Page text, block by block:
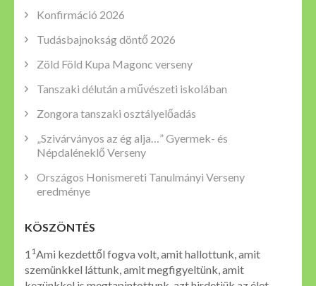
Konfirmáció 2026
Tudásbajnokság döntő 2026
Zöld Föld Kupa Magonc verseny
Tanszaki délután a művészeti iskolában
Zongora tanszaki osztályelőadás
„Szivárványos az ég alja…” Gyermek- és
Népdaléneklő Verseny
Országos Honismereti Tanulmányi Verseny
eredménye
KÖSZÖNTÉS
1 1Ami kezdettől fogva volt, amit hallottunk, amit
szemünkkel láttunk, amit megfigyeltünk, amit